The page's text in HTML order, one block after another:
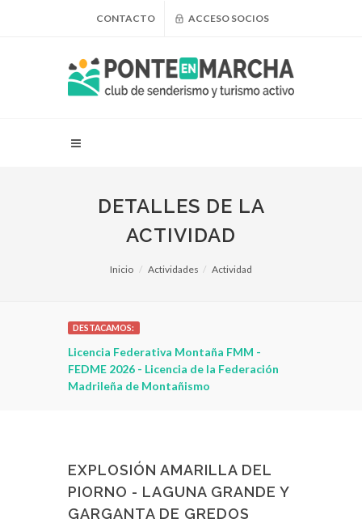
CONTACTO ACCESO SOCIOS
DETALLES DE LA
ACTIVIDAD
Inicio Actividades Actividad
DESTACAMOS:
Licencia Federativa Montaña FMM -
FEDME 2026 - Licencia de la Federación
Madrileña de Montañismo
EXPLOSIÓN AMARILLA DEL
PIORNO - LAGUNA GRANDE Y
GARGANTA DE GREDOS